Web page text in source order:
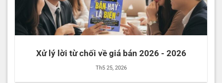
Xử lý lời từ chối về giá bán 2026 - 2026
Th5 25, 2026